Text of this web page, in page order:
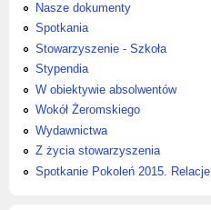
Nasze dokumenty
Spotkania
Stowarzyszenie - Szkoła
Stypendia
W obiektywie absolwentów
Wokół Żeromskiego
Wydawnictwa
Z życia stowarzyszenia
Spotkanie Pokoleń 2015. Relacje